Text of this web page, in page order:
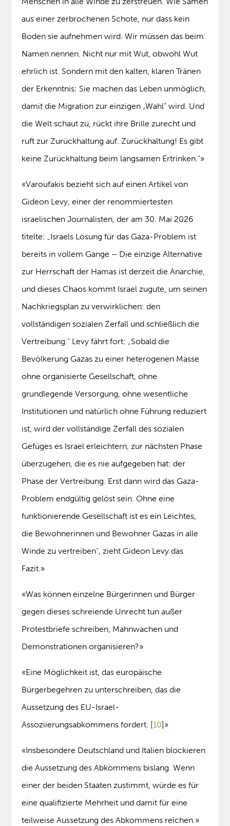
aus einer zerbrochenen Schote, nur dass kein
Boden sie aufnehmen wird. Wir müssen das beim
Namen nennen. Nicht nur mit Wut, obwohl Wut
ehrlich ist. Sondern mit den kalten, klaren Tränen
der Erkenntnis: Sie machen das Leben unmöglich,
damit die Migration zur einzigen „Wahl“ wird. Und
die Welt schaut zu, rückt ihre Brille zurecht und
ruft zur Zurückhaltung auf. Zurückhaltung! Es gibt
keine Zurückhaltung beim langsamen Ertrinken.“»
«Varoufakis bezieht sich auf einen Artikel von
Gideon Levy, einer der renommiertesten
israelischen Journalisten, der am 30. Mai 2026
titelte: „Israels Lösung für das Gaza-Problem ist
bereits in vollem Gange – Die einzige Alternative
zur Herrschaft der Hamas ist derzeit die Anarchie,
und dieses Chaos kommt Israel zugute, um seinen
Nachkriegsplan zu verwirklichen: den
vollständigen sozialen Zerfall und schließlich die
Vertreibung.“ Levy fährt fort: „Sobald die
Bevölkerung Gazas zu einer heterogenen Masse
ohne organisierte Gesellschaft, ohne
grundlegende Versorgung, ohne wesentliche
Institutionen und natürlich ohne Führung reduziert
ist, wird der vollständige Zerfall des sozialen
Gefüges es Israel erleichtern, zur nächsten Phase
überzugehen, die es nie aufgegeben hat: der
Phase der Vertreibung. Erst dann wird das Gaza-
Problem endgültig gelöst sein. Ohne eine
funktionierende Gesellschaft ist es ein Leichtes,
die Bewohnerinnen und Bewohner Gazas in alle
Winde zu vertreiben“, zieht Gideon Levy das
Fazit.»
«Was können einzelne Bürgerinnen und Bürger
gegen dieses schreiende Unrecht tun außer
Protestbriefe schreiben, Mahnwachen und
Demonstrationen organisieren?»
«Eine Möglichkeit ist, das europäische
Bürgerbegehren zu unterschreiben, das die
Aussetzung des EU-Israel-
Assoziierungsabkommens fordert. [10]»
«Insbesondere Deutschland und Italien blockieren
die Aussetzung des Abkommens bislang. Wenn
einer der beiden Staaten zustimmt, würde es für
eine qualifizierte Mehrheit und damit für eine
teilweise Aussetzung des Abkommens reichen.»